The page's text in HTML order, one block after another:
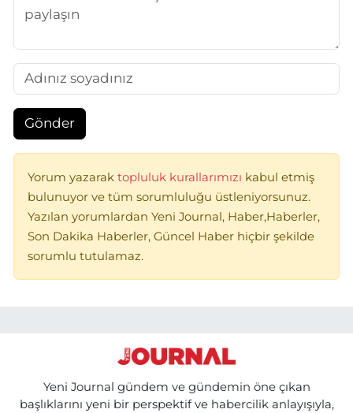
Gönder
Yorum yazarak topluluk kurallarımızı kabul etmiş
bulunuyor ve tüm sorumluluğu üstleniyorsunuz.
Yazılan yorumlardan Yeni Journal, Haber,Haberler,
Son Dakika Haberler, Güncel Haber hiçbir şekilde
sorumlu tutulamaz.
Yeni Journal gündem ve gündemin öne çıkan
başlıklarını yeni bir perspektif ve habercilik anlayışıyla,